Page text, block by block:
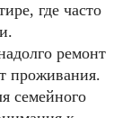
где часто
ремонт
проживания.
семейного